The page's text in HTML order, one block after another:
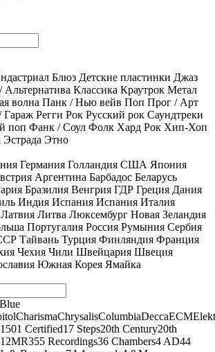
Блюз Детские пластинки Джаз
Классика Краутрок Метал
волна Панк / Нью вейв Поп Прог / Арт
Гараж Регги Рок Русский рок Саундтреки
поп Фанк / Соул Фолк Хард Рок Хип-Хоп
Эстрада Этно
Германия Голландия США Япония
Аргентина Барбадос Беларусь
Бразилия Венгрия ГДР Греция Дания
Индия Испания Испания Италия
Латвия Литва Люксембург Новая Зеландия
Португалия Россия Румыния Сербия
Тайвань Турция Финляндия Франция
Чехия Чили Швейцария Швеция
Южная Корея Ямайка
Blue
CharismaChrysalisColumbiaDeccaECM
1501 Certified17 Steps20th Century20th
2MR355 Recordings36 Chambers4 AD44